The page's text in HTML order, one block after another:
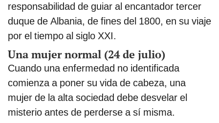
responsabilidad de guiar al encantador tercer
duque de Albania, de fines del 1800, en su viaje
por el tiempo al siglo XXI.
Una mujer normal (24 de julio)
Cuando una enfermedad no identificada
comienza a poner su vida de cabeza, una
mujer de la alta sociedad debe desvelar el
misterio antes de perderse a sí misma.